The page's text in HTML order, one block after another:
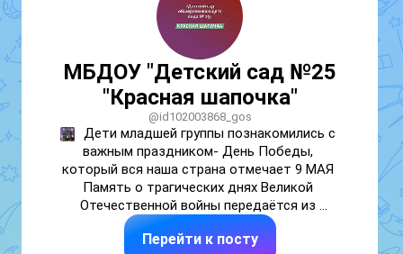
МБДОУ "Детский сад №25
"Красная шапочка"
@id102003868_gos
Дети младшей группы познакомились с
важным праздником- День Победы,
который вся наша страна отмечает 9 МАЯ
Память о трагических днях Великой
Отечественной войны передаётся из
поколения в поколение
И мы должны сохранить её
Перейти к посту